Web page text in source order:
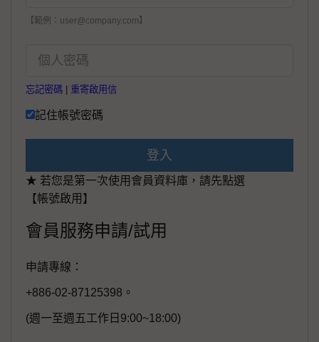
【範例：user@company.com】
忘記密碼 重寄啟用信
記住帳號密碼
登入
★ 若您是第一次使用會員資料庫，請先點選
【帳號啟用】
會員服務申請/試用
申請專線：
+886-02-87125398。
(週一至週五工作日9:00~18:00)